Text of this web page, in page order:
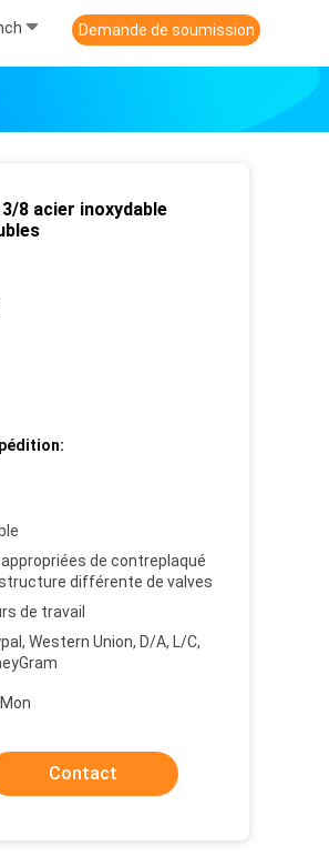
Demande de soumission
8 acier inoxydable
de contreplaqué
différente de valves
de travail
Western Union, D/A, L/C,
Contact